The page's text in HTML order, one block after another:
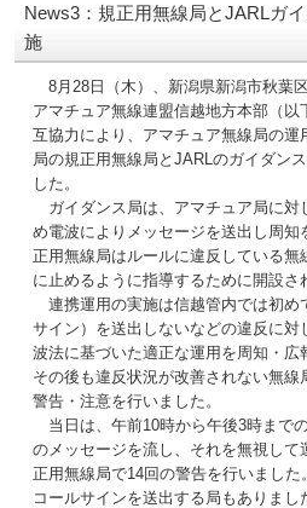
News3：規正用無線局とJARLガ
施
8月28日（木）、新潟県新潟市秋葉
アマチュア無線連盟信越地方本部（以
互協力により、アマチュア無線局の運
局の規正用無線局とJARLのガイダン
した。
ガイダンス局は、アマチュア局に対
め電波によりメッセージを送出し周知
正用無線局はルールに違反している
に止めるように指導するために開設さ
連携運用の実施は信越管内では初め
サイン）を送出しないなどの違反に
波法に基づいた適正な運用を周知・広
その後も違反状況が改善されない無線
警告・注意を行いました。
当日は、午前10時から午後3時まで
のメッセージを流し、それを無視して
正用無線局で14回の警告を行いまし
コールサインを送出する局もありま